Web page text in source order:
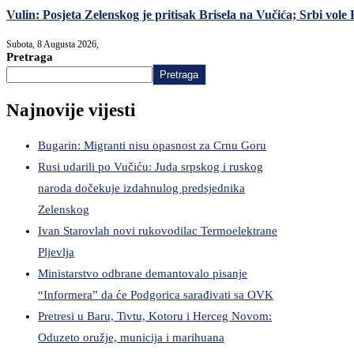
Vulin: Posjeta Zelenskog je pritisak Brisela na Vučića; Srbi vole
Subota, 8 Augusta 2026,
Pretraga
Pretraga
Najnovije vijesti
Bugarin: Migranti nisu opasnost za Crnu Goru
Rusi udarili po Vučiću: Juda srpskog i ruskog
naroda dočekuje izdahnulog predsjednika
Zelenskog
Ivan Starovlah novi rukovodilac Termoelektrane
Pljevlja
Ministarstvo odbrane demantovalo pisanje
“Informera” da će Podgorica sarađivati sa OVK
Pretresi u Baru, Tivtu, Kotoru i Herceg Novom:
Oduzeto oružje, municija i marihuana